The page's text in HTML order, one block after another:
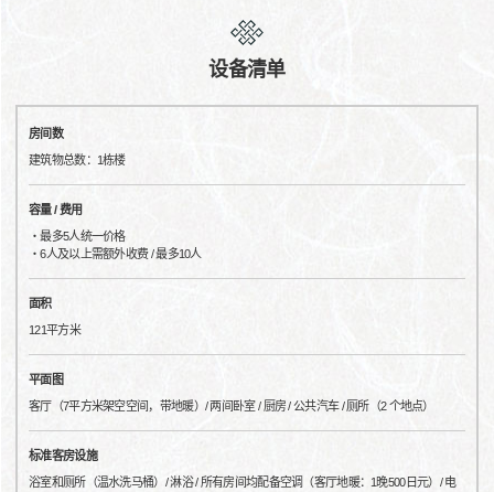
设备清单
房间数
建筑物总数：1栋楼
容量 / 费用
・最多5人统一价格
・6人及以上需额外收费 / 最多10人
面积
121平方米
平面图
客厅（7平方米架空空间，带地暖）/ 两间卧室 / 厨房 / 公共汽车 / 厕所（2 个地点）
标准客房设施
浴室和厕所（温水洗马桶）/ 淋浴 / 所有房间均配备空调（客厅地暖：1晚500日元）/ 电